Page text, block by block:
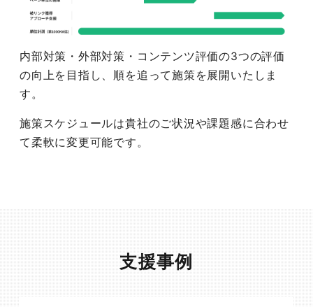
内部対策・外部対策・コンテンツ評価の3つの評価
の向上を目指し、順を追って施策を展開いたしま
す。
施策スケジュールは貴社のご状況や課題感に合わせ
て柔軟に変更可能です。
支援事例